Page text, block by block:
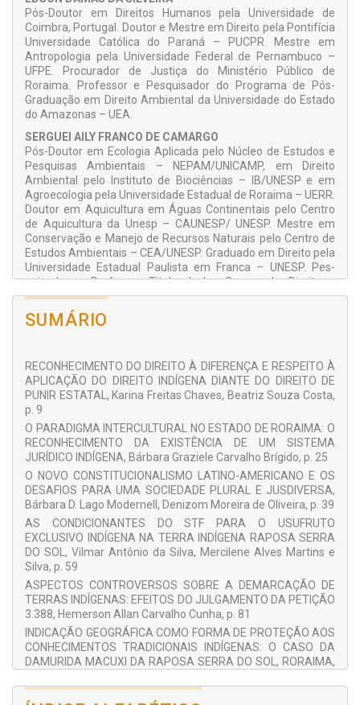
No outro extremo, busca-se conceituar a prestação de
serviços ambientais, como forma de possibilitar não apenas
uma tutela ambiental efetiva, mas como maneira de
proporcionar o repasse de benefícios aos prestadores de
serviços ambientais, com base no princípio do protetor-
recebedor. Tal situação é de grande importância para a
região e para os povos tradicionais residentes em áreas
protegidas, incentivando a conservação ambiental enquanto
confere maior efetividade ao Direito Fundamental ao Meio
Ambiente Ecologicamente Equilibrado.
O uso de agrotóxicos também despertou o interesse dos
pesquisadores, que com­param Roraima ao restante do País,
permitindo que o leitor conheça um pouco da realidade e do
marco regulatório do setor agrícola, em especial, de Roraima;
Estado palco de conflitos pelo uso da terra, em razão da
expansão do agronegócio em áreas protegidas, que
perfazem quase metade de seu território.
Por fim, apresenta-se um resgate histórico sobre a polêmica
construção da UHE Belo Monte e suas repercussões jurídicas
relacionadas ao controle de constitucionalidade realizado
pelo Supremo Tribunal Federal; assunto que ainda provoca
Boa leitura!
Edson Damas da Silveira Serguei Aily Franco de Camargo
Texto extraído da apresentação contida nesta obra.
Pós-Doutor em Direitos Humanos pela Universidade de
Coimbra, Portugal. Doutor e Mestre em Di­reito pela Pontifícia
Universidade Católica do Paraná – PUCPR. Mes­tre em
Antropologia pela Univer­sidade Federal de Pernambuco –
UFPE. Procurador de Justiça do Ministério Público de
Roraima. Professor e Pesquisador do Progra­ma de Pós-
Graduação em Direito Ambiental da Universidade do Estado
do Amazonas – UEA.
SERGUEI AILY FRANCO DE CAMARGO
Pós-Doutor em Ecologia Aplicada pelo Núcleo de Estudos e
Pesquisas Ambientais – NEPAM/UNICAMP, em Direito
Ambiental pelo Insti­tuto de Biociências – IB/UNESP e em
Agroecologia pela Universi­dade Estadual de Roraima – UERR.
Doutor em Aquicultura em Águas Continentais pelo Centro
de Aqui­cultura da Unesp – CAUNESP/ UNESP. Mestre em
Conservação e Manejo de Recursos Naturais pelo Centro de
Estudos Ambien­tais – CEA/UNESP. Graduado em Direito pela
Universidade Estadual Paulista em Franca – UNESP. Pes­
quisador e Professor Titular I dos Cursos de Direito e
Administração do Centro Universitário Estácio da Amazônia.
Professor do Curso de Direito da Faculdade Cathedral de Boa
Vista. Assessor Jurídico da 3ª Procuradoria Cível do
COLABORADORES
Almiro José Mello Padilha
Bárbara D. Lago Modernell
Bárbara Graziele Carvalho Brígido
Beatriz Souza Costa
Cícero Renato Pereira Albuquerque
Cláudia Cavalcante da Silva
Denison Melo de Aguiar
Denizom Moreira de Oliveira
Edson Damas da Silveira
Hemerson Allan Carvalho Cunha
Henrique dos Santos Pereira
Karina Freitas Chaves
Mercilene Alves Martins e Silva
Raphael Caetano Solek
SUMÁRIO
RECONHECIMENTO DO DIREITO À DIFERENÇA E RESPEITO À
APLICAÇÃO DO DIREITO INDÍGENA DIANTE DO DIREITO DE
PUNIR ESTATAL, Karina Freitas Chaves, Beatriz Souza Costa,
p. 9
O PARADIGMA INTERCULTURAL NO ESTADO DE RORAIMA: O
RECONHECIMENTO DA EXISTÊNCIA DE UM SISTEMA
JURÍDICO INDÍGENA, Bárbara Graziele Carvalho Brígido, p. 25
O NOVO CONSTITUCIONALISMO LATINO-AMERICANO E OS
DESAFIOS PARA UMA SOCIEDADE PLURAL E JUSDIVERSA,
Bárbara D. Lago Modernell, Denizom Moreira de Oliveira, p. 39
AS CONDICIONANTES DO STF PARA O USUFRUTO
EXCLUSIVO INDÍGENA NA TERRA INDÍGENA RAPOSA SERRA
DO SOL, Vilmar Antônio da Silva, Mercilene Alves Martins e
Silva, p. 59
ASPECTOS CONTROVERSOS SOBRE A DEMARCAÇÃO DE
TERRAS INDÍGENAS: EFEITOS DO JULGAMENTO DA PETIÇÃO
3.388, Hemerson Allan Carvalho Cunha, p. 81
INDICAÇÃO GEOGRÁFICA COMO FORMA DE PROTEÇÃO AOS
CONHECIMENTOS TRADICIONAIS INDÍGENAS: O CASO DA
DAMURIDA MACUXI DA RAPOSA SERRA DO SOL, RORAIMA,
Edson Damas da Silveira, p. 107